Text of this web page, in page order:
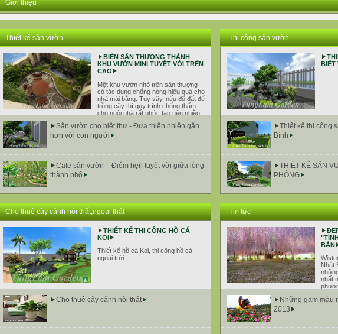
Giới thiệu
Thiết kế sân vườn
BIẾN SÂN THƯỢNG THÀNH
KHU VƯỜN MINI TUYỆT VỜI TRÊN
CAO
Một khu vườn nhỏ trên sân thượng
có tác dụng chống nóng hiệu quả cho
nhà mái bằng. Tuy vậy, nếu đổ đất để
trồng cây thì quy trình chống thấm
cho ngôi nhà rất phức tạp nên nhiều
người thường sử dụng vườn treo
Sân vườn cho biệt thự - Đưa thiên nhiên gần
hơn với con người
Cafe sân vườn – Điểm hẹn tuyệt vời giữa lòng
thành phố
Thi công sân vườn
BIỆT
Thiết kế thi công
Bình
THIẾT KẾ SÂN
PHÒNG
Cho thuê cây cảnh nội thất,ngoại thất
THIẾT KẾ THI CÔNG HỒ CÁ
KOI
Thiết kế hồ cá Koi, thi công hồ cá
ngoài trời
Cho thuê cây cảnh nội thất
Tin tức
BẢN
Nhật
nhất
hoa Wisteria đại diện cho tình yêu
Những gam màu
2013